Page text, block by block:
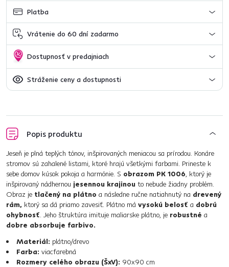
Platba
Vrátenie do 60 dní zadarmo
Dostupnosť v predajniach
Stráženie ceny a dostupnosti
Popis produktu
Jeseň je plná teplých tónov, inšpirovaných meniacou sa prírodou. Konáre
stromov sú zahalené listami, ktoré hrajú všetkými farbami. Prineste k
sebe domov kúsok pokoja a harmónie. S obrazom PK 1006, ktorý je
inšpirovaný nádhernou jesennou krajinou to nebude žiadny problém.
Obraz je tlačený na plátno a následne ručne natiahnutý na drevený
rám, ktorý sa dá priamo zavesiť. Plátno má vysokú belosť a dobrú
ohybnosť. Jeho štruktúra imituje maliarske plátno, je robustné a
dobre absorbuje farbivo.
Materiál: plátno/drevo
Farba: viacfarebná
Rozmery celého obrazu (ŠxV): 90x90 cm